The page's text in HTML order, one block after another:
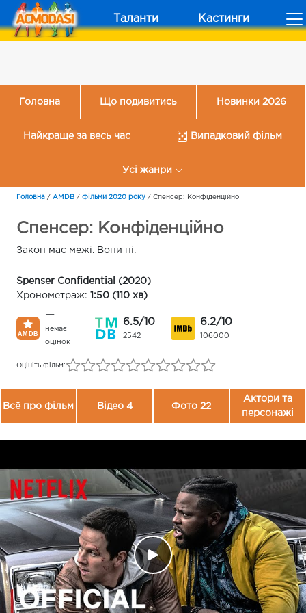
Таланти Кастинги
Головна Що подивитись Новинки 2026
Найкраще за весь час Випадковий фільм
Усі жанри
Головна / AMDB / Фільми 2020 року / Спенсер: Конфіденційно
Спенсер: Конфіденційно
Закон має межі. Вони ні.
Spenser Confidential (2020)
Хронометраж: 1:50 (110 хв)
—
немає
оцінок
6.5/10
2542
6.2/10
106000
Оцініть фільм:
Всё про фільм Відео 4 Фото 22
Актори та
персонажі